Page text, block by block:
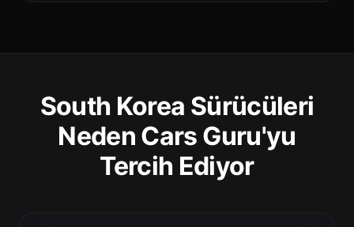
South Korea Sürücüleri
Neden Cars Guru'yu
Tercih Ediyor